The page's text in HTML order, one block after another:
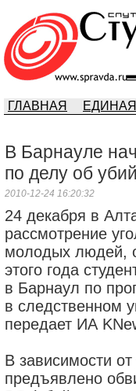
ГЛАВНАЯ
В Барнауле
по делу об
2010-12-24 16:20:32
24 декабря в
рассмотрение
молодых людей,
этого года
в Барнаул по
в следственном
передает ИА
В зависимости
предъявлено